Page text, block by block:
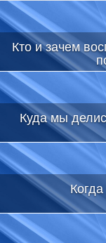
Кто и зачем
Куда мы